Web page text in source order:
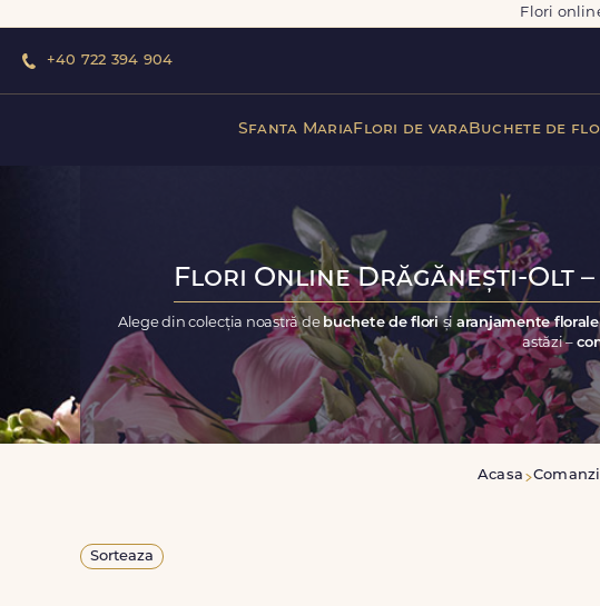
Flori
+40 722 394 904
Sfanta MariaFlori de varaBuchete de
Flori Online Drăgănești-Olt
Alege din colecția noastră de buchete de floriși aranjamente
astăzi –
Acasa
Sorteaza